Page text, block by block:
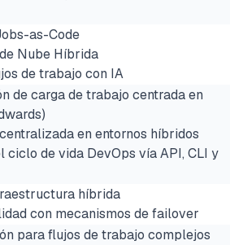
as-Code
Nube Híbrida
de trabajo con IA
de carga de trabajo centrada en
en entornos híbridos
ciclo de vida DevOps vía API, CLI y
híbrida
con mecanismos de failover
para flujos de trabajo complejos